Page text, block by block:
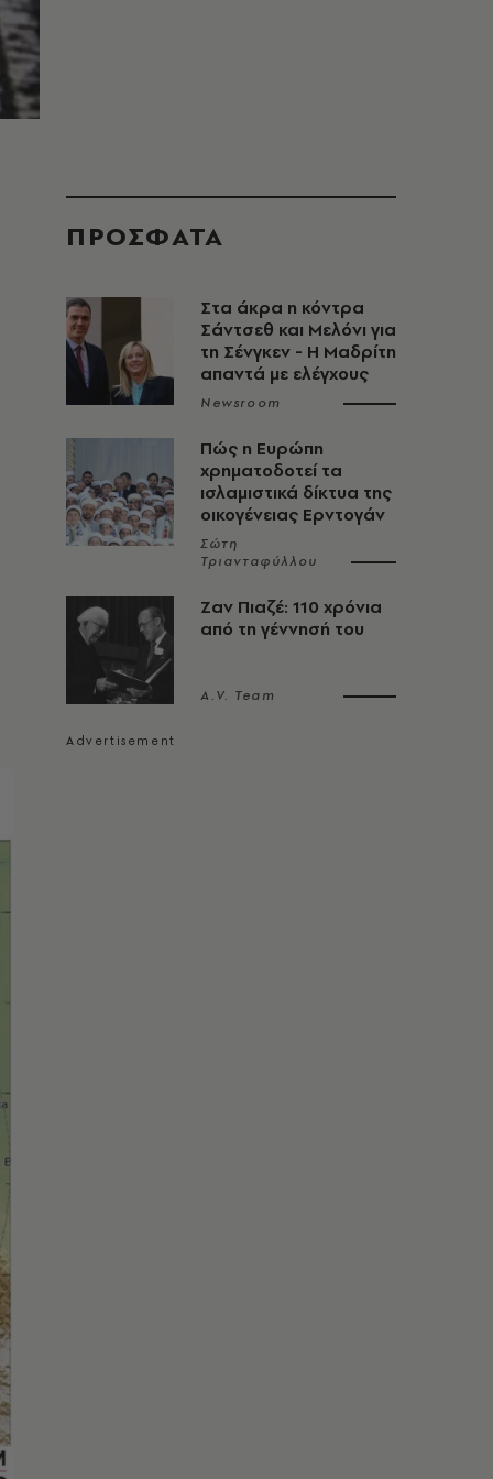
ΠΡΟΣΦΑΤΑ
Στα άκρα η κόντρα
Σάντσεθ και Μελόνι για
τη Σένγκεν - Η Μαδρίτη
απαντά με ελέγχους
Newsroom
Πώς η Ευρώπη
χρηματοδοτεί τα
ισλαμιστικά δίκτυα της
οικογένειας Ερντογάν
Σώτη
Τριανταφύλλου
Ζαν Πιαζέ: 110 χρόνια
από τη γέννησή του
A.V. Team